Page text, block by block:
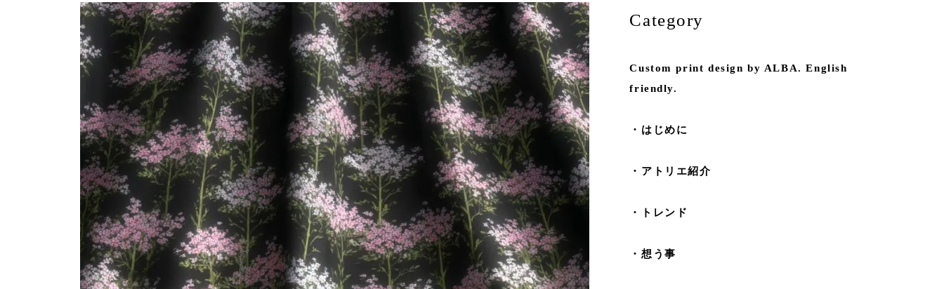
Category
Custom print design by ALBA. English
friendly.
・はじめに
・アトリエ紹介
・トレンド
・想う事